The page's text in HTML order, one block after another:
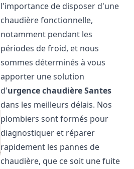
l'importance de disposer d'une
chaudière fonctionnelle,
notamment pendant les
périodes de froid, et nous
sommes déterminés à vous
apporter une solution
d'urgence chaudièreSantes
dans les meilleurs délais. Nos
plombiers sont formés pour
diagnostiquer et réparer
rapidement les pannes de
chaudière, que ce soit une fuite